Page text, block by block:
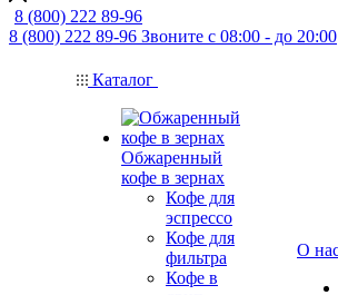
8 (800) 222 89-96
8 (800) 222 89-96 Звоните с 08:00 - до 20:00
Каталог
Обжаренный
кофе в зернах
Кофе для
эспрессо
Кофе для
фильтра
Кофе в
О